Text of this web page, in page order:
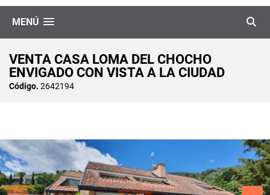
MENÚ
VENTA CASA LOMA DEL CHOCHO
ENVIGADO CON VISTA A LA CIUDAD
Código. 2642194